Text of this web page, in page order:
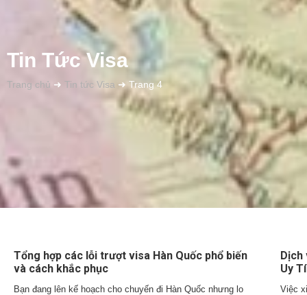
Tin Tức Visa
Trang chủ ➜ Tin tức Visa ➜ Trang 4
Tổng hợp các lỗi trượt visa Hàn Quốc phổ biến
và cách khắc phục
Bạn đang lên kế hoạch cho chuyến đi Hàn Quốc nhưng lo
Dịch
Uy
Việc